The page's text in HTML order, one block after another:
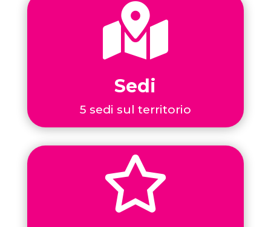

Sedi
5 sedi sul territorio
